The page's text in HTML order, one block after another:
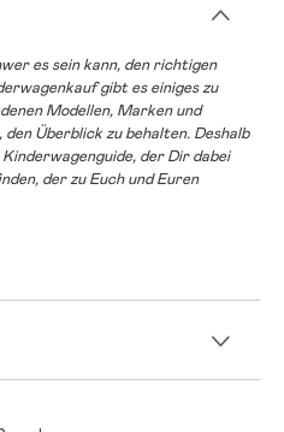
es sein kann, den richtigen
gibt es einiges zu
Modellen, Marken und
Überblick zu behalten. Deshalb
der Dir dabei
der zu Euch und Euren